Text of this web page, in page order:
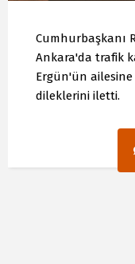
Cumhurbaşkanı
Ankara'da trafik
Ergün'ün ailesine
dileklerini iletti.